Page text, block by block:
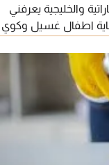
والخليجية يعرفني
اطفال غسيل وكوي